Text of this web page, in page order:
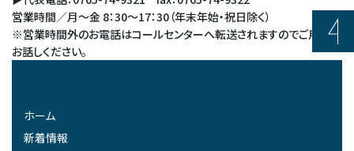
営業時間／月～金 8：30～17：30（年末年始・祝日除く）
※営業時間外のお電話はコールセンターへ転送されますのでご用件を
お話しください。
ホーム
新着情報